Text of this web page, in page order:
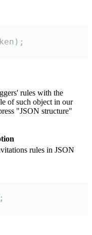
rules with the
of such object in our
"JSON structure"
rules in JSON